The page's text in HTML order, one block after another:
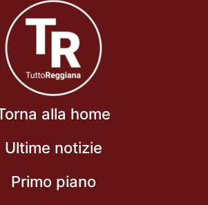
alla home
Ultime notizie
Primo piano